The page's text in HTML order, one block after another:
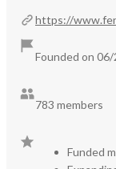
https://
Founded on
783 members
Funded